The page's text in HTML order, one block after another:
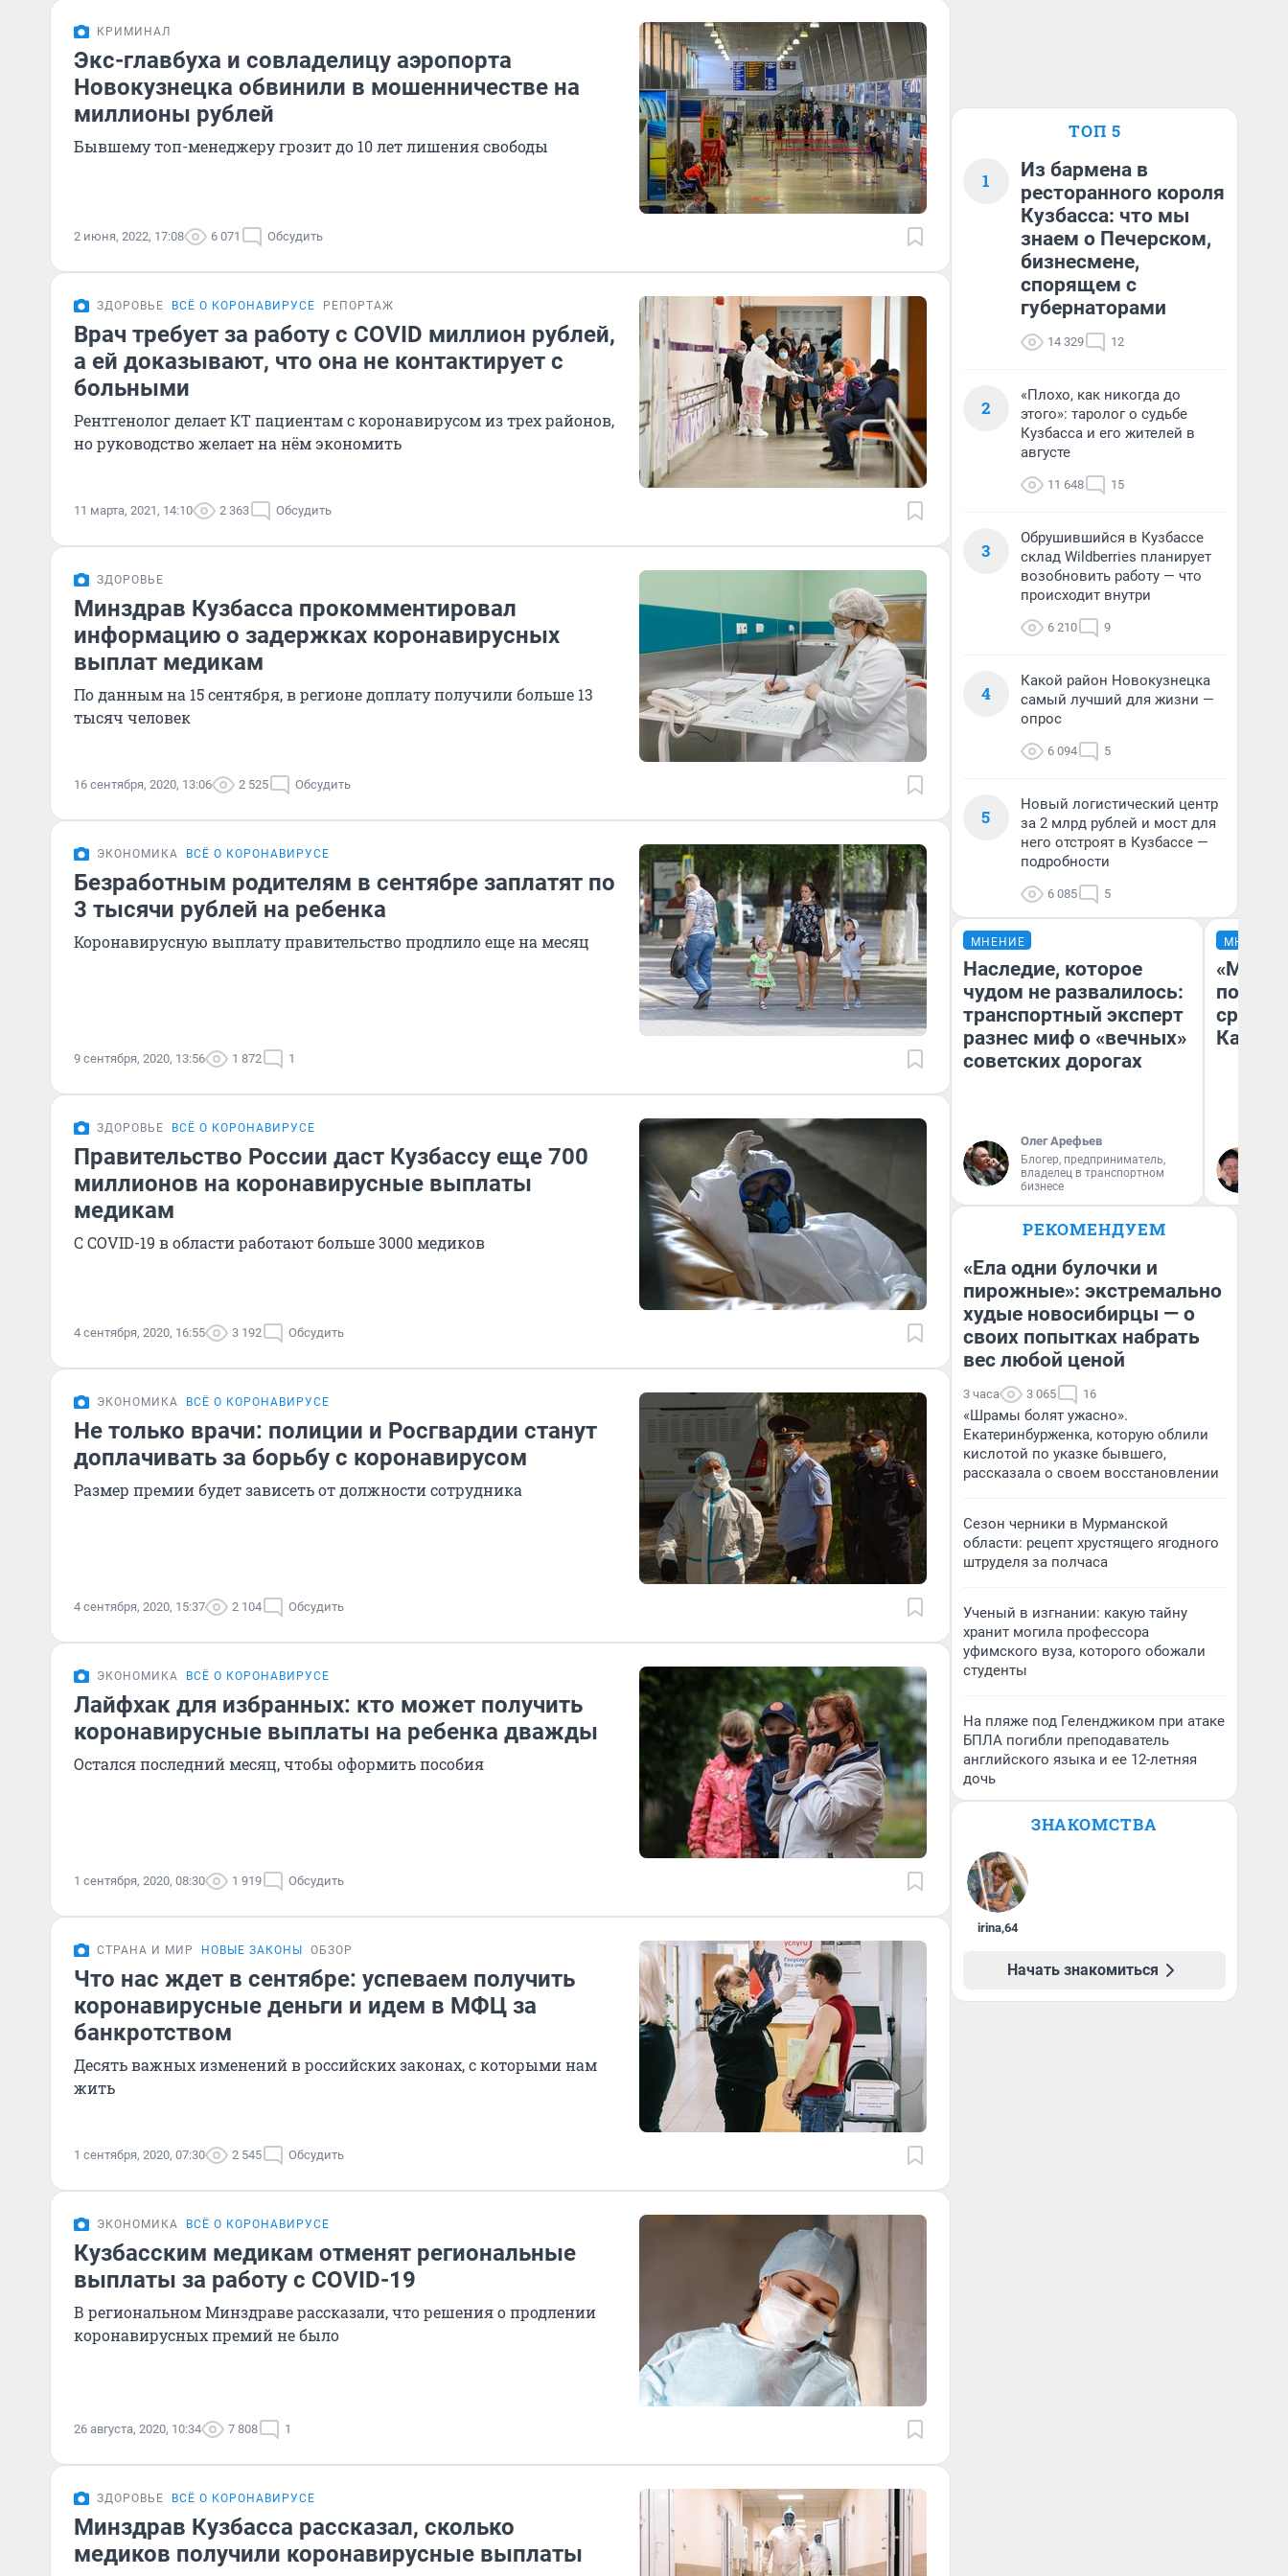
КРИМИНАЛ
Экс-главбуха и совладелицу аэропорта
Новокузнецка обвинили в мошенничестве на
миллионы рублей
Бывшему топ-менеджеру грозит до 10 лет лишения свободы
2 июня, 2022, 17:08 6 071 Обсудить
ЗДОРОВЬЕ ВСЁ О КОРОНАВИРУСЕ РЕПОРТАЖ
Врач требует за работу с COVID миллион рублей,
а ей доказывают, что она не контактирует с
больными
Рентгенолог делает КТ пациентам с коронавирусом из трех районов,
но руководство желает на нём экономить
11 марта, 2021, 14:10 2 363 Обсудить
ЗДОРОВЬЕ
Минздрав Кузбасса прокомментировал
информацию о задержках коронавирусных
выплат медикам
По данным на 15 сентября, в регионе доплату получили больше 13
тысяч человек
16 сентября, 2020, 13:06 2 525 Обсудить
ЭКОНОМИКА ВСЁ О КОРОНАВИРУСЕ
Безработным родителям в сентябре заплатят по
3 тысячи рублей на ребенка
Коронавирусную выплату правительство продлило еще на месяц
9 сентября, 2020, 13:56 1 872 1
ЗДОРОВЬЕ ВСЁ О КОРОНАВИРУСЕ
Правительство России даст Кузбассу еще 700
миллионов на коронавирусные выплаты
медикам
С COVID-19 в области работают больше 3000 медиков
4 сентября, 2020, 16:55 3 192 Обсудить
ЭКОНОМИКА ВСЁ О КОРОНАВИРУСЕ
Не только врачи: полиции и Росгвардии станут
доплачивать за борьбу с коронавирусом
Размер премии будет зависеть от должности сотрудника
4 сентября, 2020, 15:37 2 104 Обсудить
ЭКОНОМИКА ВСЁ О КОРОНАВИРУСЕ
Лайфхак для избранных: кто может получить
коронавирусные выплаты на ребенка дважды
Остался последний месяц, чтобы оформить пособия
1 сентября, 2020, 08:30 1 919 Обсудить
СТРАНА И МИР НОВЫЕ ЗАКОНЫ ОБЗОР
Что нас ждет в сентябре: успеваем получить
коронавирусные деньги и идем в МФЦ за
банкротством
Десять важных изменений в российских законах, с которыми нам
жить
1 сентября, 2020, 07:30 2 545 Обсудить
ЭКОНОМИКА ВСЁ О КОРОНАВИРУСЕ
Кузбасским медикам отменят региональные
выплаты за работу с COVID-19
В региональном Минздраве рассказали, что решения о продлении
коронавирусных премий не было
26 августа, 2020, 10:34 7 808 1
ЗДОРОВЬЕ ВСЁ О КОРОНАВИРУСЕ
Минздрав Кузбасса рассказал, сколько
медиков получили коронавирусные выплаты
ТОП 5
1
Из бармена в
ресторанного короля
Кузбасса: что мы
знаем о Печерском,
бизнесмене,
спорящем с
губернаторами
14 329 12
2
«Плохо, как никогда до
этого»: таролог о судьбе
Кузбасса и его жителей в
августе
11 648 15
3
Обрушившийся в Кузбассе
склад Wildberries планирует
возобновить работу — что
происходит внутри
6 210 9
4
Какой район Новокузнецка
самый лучший для жизни —
опрос
6 094 5
5
Новый логистический центр
за 2 млрд рублей и мост для
него отстроят в Кузбассе —
подробности
6 085 5
МНЕНИЕ
Наследие, которое
чудом не развалилось:
транспортный эксперт
разнес миф о «вечных»
советских дорогах
Олег Арефьев
Блогер, предприниматель,
владелец в транспортном
бизнесе
МНЕНИЕ
РЕКОМЕНДУЕМ
«Ела одни булочки и
пирожные»: экстремально
худые новосибирцы — о
своих попытках набрать
вес любой ценой
3 часа 3 065 16
«Шрамы болят ужасно».
Екатеринбурженка, которую облили
кислотой по указке бывшего,
рассказала о своем восстановлении
Сезон черники в Мурманской
области: рецепт хрустящего ягодного
штруделя за полчаса
Ученый в изгнании: какую тайну
хранит могила профессора
уфимского вуза, которого обожали
студенты
На пляже под Геленджиком при атаке
БПЛА погибли преподаватель
английского языка и ее 12-летняя
дочь
ЗНАКОМСТВА
irina,64
Начать знакомиться